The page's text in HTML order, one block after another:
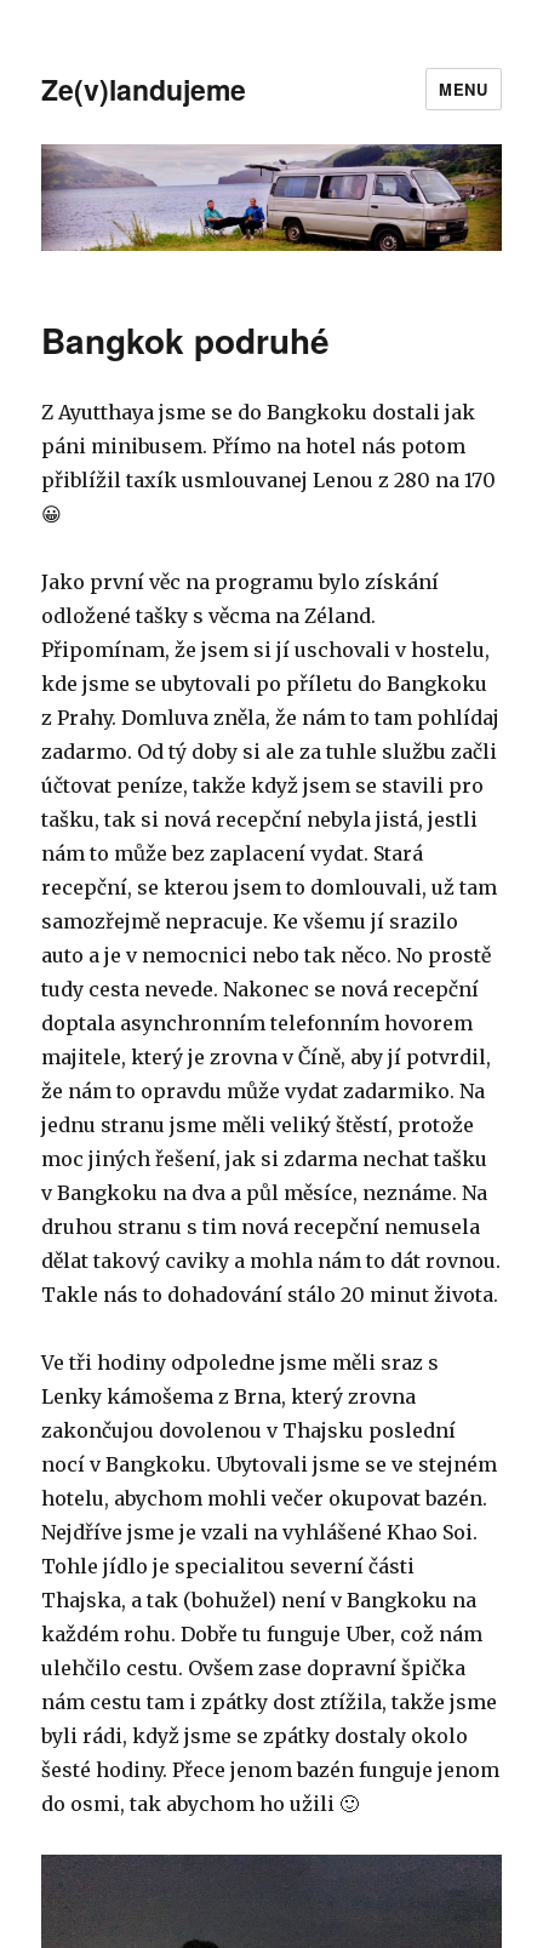
Ze(v)landujeme MENU
Bangkok podruhé
Z Ayutthaya jsme se do Bangkoku dostali jak
páni minibusem. Přímo na hotel nás potom
přiblížil taxík usmlouvanej Lenou z 280 na 170
😀
Jako první věc na programu bylo získání
odložené tašky s věcma na Zéland.
Připomínam, že jsem si jí uschovali v hostelu,
kde jsme se ubytovali po příletu do Bangkoku
z Prahy. Domluva zněla, že nám to tam pohlídaj
zadarmo. Od tý doby si ale za tuhle službu začli
účtovat peníze, takže když jsem se stavili pro
tašku, tak si nová recepční nebyla jistá, jestli
nám to může bez zaplacení vydat. Stará
recepční, se kterou jsem to domlouvali, už tam
samozřejmě nepracuje. Ke všemu jí srazilo
auto a je v nemocnici nebo tak něco. No prostě
tudy cesta nevede. Nakonec se nová recepční
doptala asynchronním telefonním hovorem
majitele, který je zrovna v Číně, aby jí potvrdil,
že nám to opravdu může vydat zadarmiko. Na
jednu stranu jsme měli veliký štěstí, protože
moc jiných řešení, jak si zdarma nechat tašku
v Bangkoku na dva a půl měsíce, neznáme. Na
druhou stranu s tim nová recepční nemusela
dělat takový caviky a mohla nám to dát rovnou.
Takle nás to dohadování stálo 20 minut života.
Ve tři hodiny odpoledne jsme měli sraz s
Lenky kámošema z Brna, který zrovna
zakončujou dovolenou v Thajsku poslední
nocí v Bangkoku. Ubytovali jsme se ve stejném
hotelu, abychom mohli večer okupovat bazén.
Nejdříve jsme je vzali na vyhlášené Khao Soi.
Tohle jídlo je specialitou severní části
Thajska, a tak (bohužel) není v Bangkoku na
každém rohu. Dobře tu funguje Uber, což nám
ulehčilo cestu. Ovšem zase dopravní špička
nám cestu tam i zpátky dost ztížila, takže jsme
byli rádi, když jsme se zpátky dostaly okolo
šesté hodiny. Přece jenom bazén funguje jenom
do osmi, tak abychom ho užili 🙂